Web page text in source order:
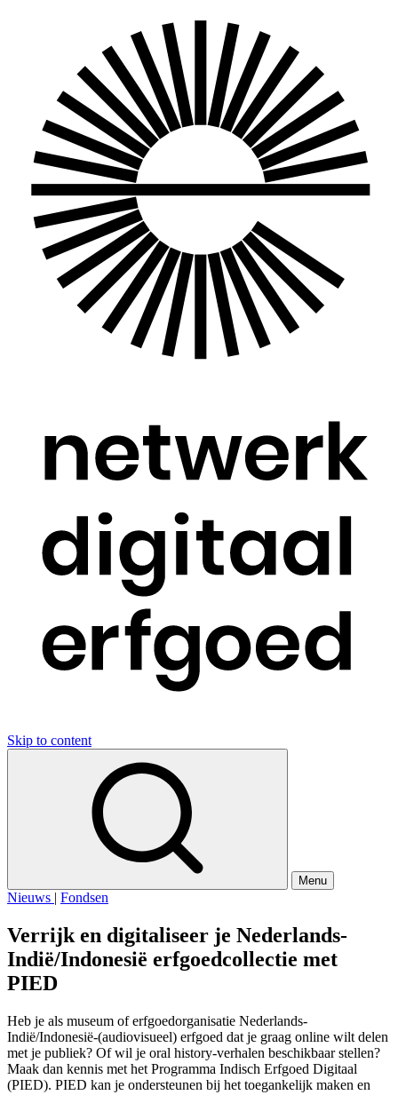
Skip to content
Menu
Nieuws | Fondsen
Verrijk en digitaliseer je Nederlands-
Indië/Indonesië erfgoedcollectie met
PIED
Heb je als museum of erfgoedorganisatie Nederlands-
Indië/Indonesië-(audiovisueel) erfgoed dat je graag online wilt delen
met je publiek? Of wil je oral history-verhalen beschikbaar stellen?
Maak dan kennis met het Programma Indisch Erfgoed Digitaal
(PIED). PIED kan je ondersteunen bij het toegankelijk maken en